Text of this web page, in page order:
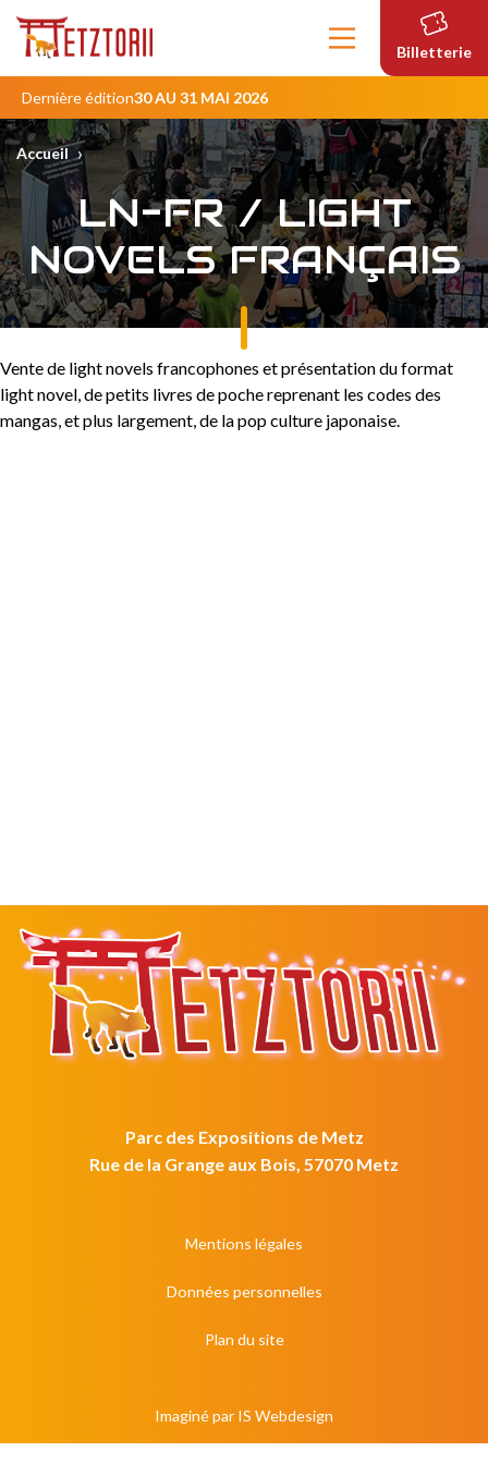
Contenu
principal
Billetterie
Dernière édition30 AU 31 MAI 2026
Accueil ›
LN-FR / LIGHT
NOVELS FRANÇAIS
Vente de light novels francophones et présentation du format
light novel, de petits livres de poche reprenant les codes des
mangas, et plus largement, de la pop culture japonaise.
Parc des Expositions de Metz
Rue de la Grange aux Bois, 57070 Metz
Mentions légales
Données personnelles
Plan du site
Imaginé par IS Webdesign